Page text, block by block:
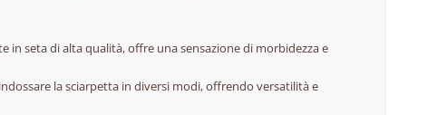
in seta di alta qualità, offre una sensazione di morbidezza e
la sciarpetta in diversi modi, offrendo versatilità e